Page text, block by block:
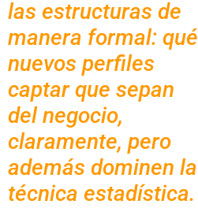
las estructuras de
manera formal: qué
nuevos perfiles
captar que sepan
del negocio,
claramente, pero
además dominen la
técnica estadística.